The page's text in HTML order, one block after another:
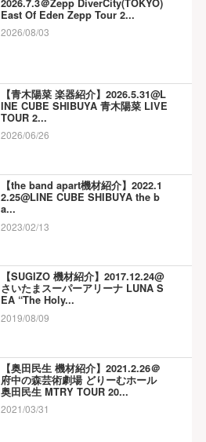
2026.7.3＠Zepp DiverCity(TOKYO)
East Of Eden Zepp Tour 2...
2026/08/03
【青木陽菜 楽器紹介】2026.5.31@L
INE CUBE SHIBUYA 青木陽菜 LIVE
TOUR 2...
2026/06/26
【the band apart機材紹介】2022.1
2.25@LINE CUBE SHIBUYA the b
a...
2023/02/13
【SUGIZO 機材紹介】2017.12.24@
さいたまスーパーアリーナ LUNA S
EA “The Holy...
2019/08/09
【奥田民生 機材紹介】2021.2.26＠
府中の森芸術劇場 どりーむホール
奥田民生 MTRY TOUR 20...
2021/03/31